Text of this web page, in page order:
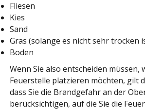
Fliesen
Kies
Sand
Gras (solange es nicht sehr trocken
Boden
Wenn Sie also entscheiden müssen,
Feuerstelle platzieren möchten, gilt
dass Sie die Brandgefahr an der
berücksichtigen, auf die Sie die